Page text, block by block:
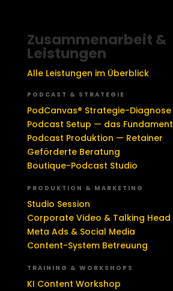
Zusammenarbeit &
Leistungen
Alle Leistungen im Überblick
PODCAST & STRATEGIE
PodCanvas® Strategie-Diagnose
Podcast Setup — das Fundament
Podcast Produktion — Retainer
Geförderte Beratung
Boutique-Podcast Studio
PRODUKTION & MARKETING
Studio Session
Corporate Video & Talking Head
Meta Ads & Social Media
Content-System Betreuung
TRAINING & WORKSHOPS
KI Content Workshop